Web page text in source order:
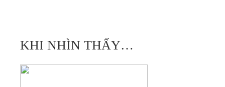
KHI NHÌN THẤY…